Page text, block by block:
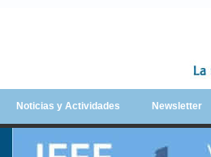
Noticias y Actividades Newsletter